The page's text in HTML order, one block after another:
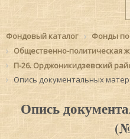
Фондовый каталог
Фонды
Общественно-политическая
П-26. Орджоникидзевский
Опись документальных
Опись